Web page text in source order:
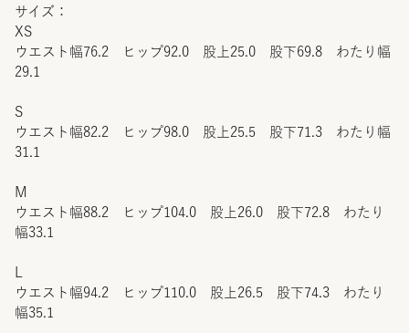
サイズ：
XS
ウエスト幅76.2 ヒップ92.0 股上25.0 股下69.8 わたり幅
29.1
S
ウエスト幅82.2 ヒップ98.0 股上25.5 股下71.3 わたり幅
31.1
M
ウエスト幅88.2 ヒップ104.0 股上26.0 股下72.8 わたり
幅33.1
ウエスト幅94.2 ヒップ110.0 股上26.5 股下74.3 わたり
幅35.1